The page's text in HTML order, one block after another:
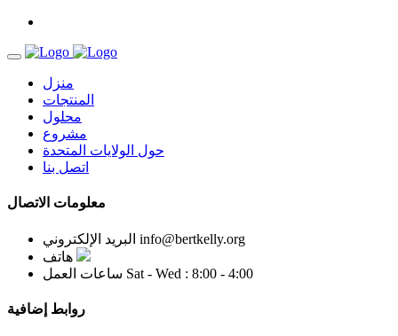
منزل
المنتجات
محلول
مشروع
حول الولايات المتحدة
اتصل بنا
معلومات الاتصال
البريد الإلكتروني info@bertkelly.org
هاتف
ساعات العمل Sat - Wed : 8:00 - 4:00
روابط إضافية